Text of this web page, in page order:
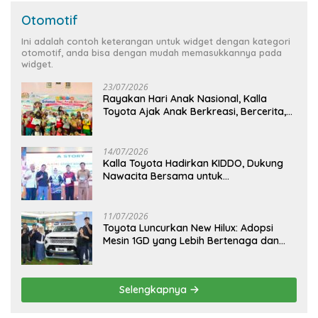
Otomotif
Ini adalah contoh keterangan untuk widget dengan kategori
otomotif, anda bisa dengan mudah memasukkannya pada
widget.
23/07/2026
Rayakan Hari Anak Nasional, Kalla
Toyota Ajak Anak Berkreasi, Bercerita,
14/07/2026
Kalla Toyota Hadirkan KIDDO, Dukung
Nawacita Bersama untuk
11/07/2026
Toyota Luncurkan New Hilux: Adopsi
Mesin 1GD yang Lebih Bertenaga dan
Selengkapnya